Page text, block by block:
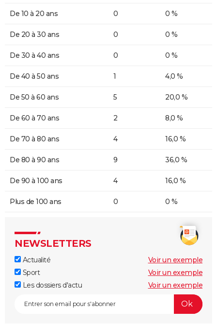
De 10 à 20 ans 0 0 %
De 20 à 30 ans 0 0 %
De 30 à 40 ans 0 0 %
De 40 à 50 ans 1 4,0 %
De 50 à 60 ans 5 20,0 %
De 60 à 70 ans 2 8,0 %
De 70 à 80 ans 4 16,0 %
De 80 à 90 ans 9 36,0 %
De 90 à 100 ans 4 16,0 %
Plus de 100 ans 0 0 %
NEWSLETTERS
Actualité
Voir un exemple
Sport
Voir un exemple
Les dossiers d'actu
Voir un exemple